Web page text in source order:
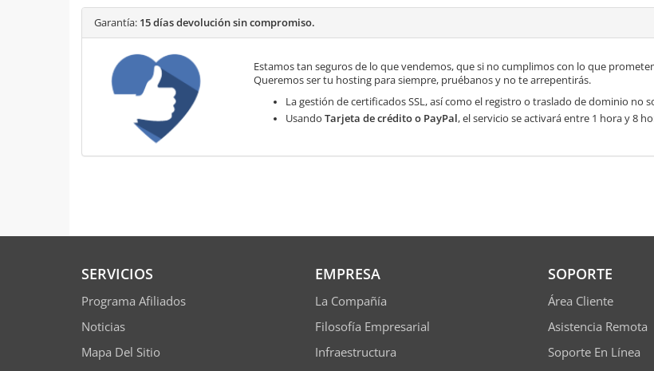
Garantía: 15 días devolución sin compromiso.
Estamos tan seguros de lo que vendemos, que si no cumplimos con lo que
Queremos ser tu hosting para siempre, pruébanos y no te arrepentirás.
La gestión de certificados SSL, así como el registro o traslado de dominio no
Usando Tarjeta de crédito o PayPal, el servicio se activará entre 1 hora y 8
SERVICIOS
Programa Afiliados
Noticias
Mapa Del Sitio
EMPRESA
La Compañía
Filosofía Empresarial
Infraestructura
SOPORTE
Área Cliente
Asistencia Remota
Soporte En Línea